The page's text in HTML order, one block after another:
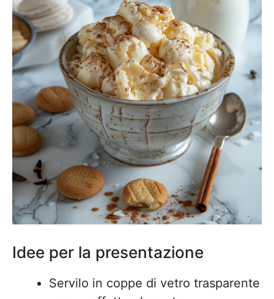
Idee per la presentazione
Servilo in coppe di vetro trasparente